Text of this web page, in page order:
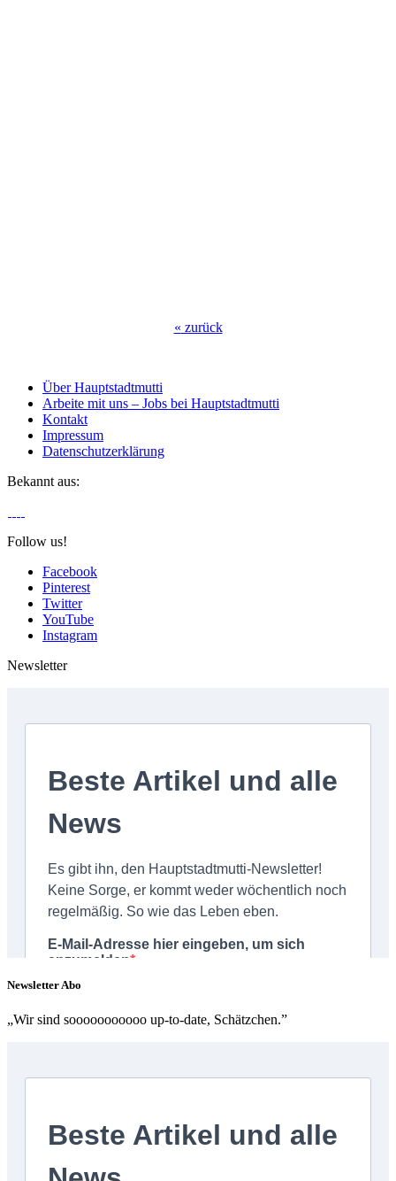
« zurück
Über Hauptstadtmutti
Arbeite mit uns – Jobs bei Hauptstadtmutti
Kontakt
Impressum
Datenschutzerklärung
Bekannt aus:
Follow us!
Facebook
Pinterest
Twitter
YouTube
Instagram
Newsletter
Newsletter Abo
„Wir sind sooooooooooo up-to-date, Schätzchen.”